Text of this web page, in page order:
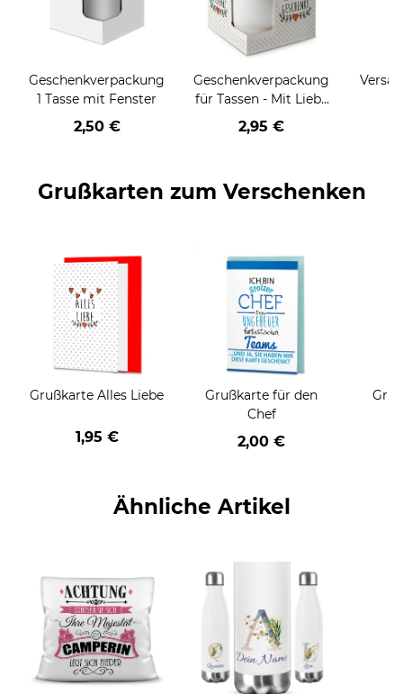
Geschenkverpackung
1 Tasse mit Fenster
2,50 €
Geschenkverpackung
für Tassen - Mit Liebe
geschenkt
2,95 €
Grußkarten zum Verschenken
Grußkarte Alles Liebe
1,95 €
Grußkarte für den
Chef
2,00 €
Ähnliche Artikel